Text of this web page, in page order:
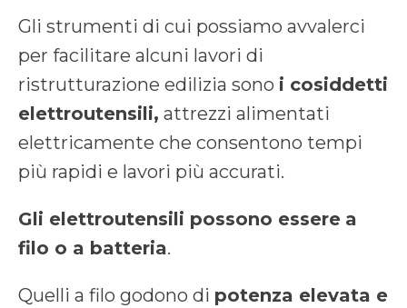
Gli strumenti di cui possiamo avvalerci
per facilitare alcuni lavori di
ristrutturazione edilizia sono i cosiddetti
elettroutensili, attrezzi alimentati
elettricamente che consentono tempi
più rapidi e lavori più accurati.
Gli elettroutensili possono essere a
filo o a batteria.
Quelli a filo godono di potenza elevata e